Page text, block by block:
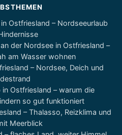
Ostfriesland – Nordseeurlaub
der Nordsee in Ostfriesland –
am Wasser wohnen
– Nordsee, Deich und
in Ostfriesland – warum die
so gut funktioniert
– Thalasso, Reizklima und
Meerblick